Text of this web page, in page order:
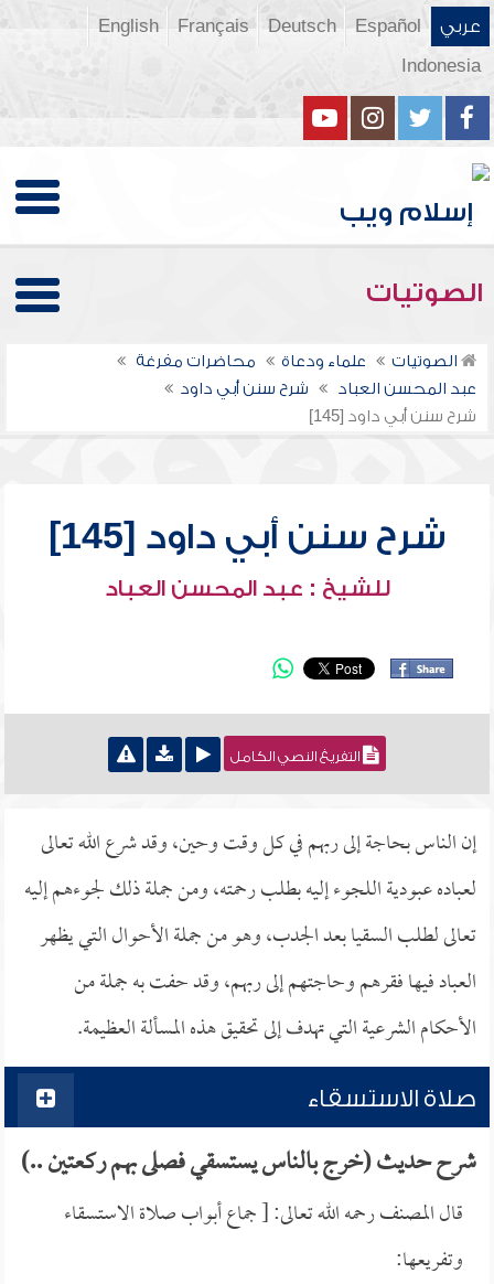
عربي Español
Deutsch
Français
English
Indonesia
الصوتيات
الصوتيات علماء ودعاة
محاضرات مفرغة
عبد المحسن العباد
شرح سنن أبي داود
شرح سنن أبي داود [145]
شرح سنن أبي داود [145]
للشيخ : عبد المحسن العباد
التفريغ النصي الكامل
إن الناس بحاجة إلى ربهم في كل وقت وحين، وقد شرع الله تعالى
لعباده عبودية اللجوء إليه بطلب رحمته، ومن جملة ذلك لجوءهم إليه
تعالى لطلب السقيا بعد الجدب، وهو من جملة الأحوال التي يظهر
العباد فيها فقرهم وحاجتهم إلى ربهم، وقد حفت به جملة من
الأحكام الشرعية التي تهدف إلى تحقيق هذه المسألة العظيمة.
صلاة الاستسقاء
شرح حديث (خرج بالناس يستسقي فصلى بهم ركعتين ..)
قال المصنف رحمه الله تعالى: [ جماع أبواب صلاة الاستسقاء
وتفريعها: